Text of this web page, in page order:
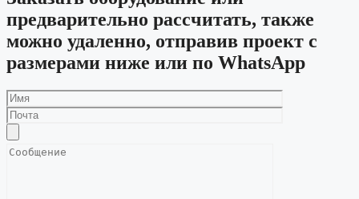
предварительно рассчитать, также
можно удаленно, отправив проект с
размерами ниже или по WhatsApp